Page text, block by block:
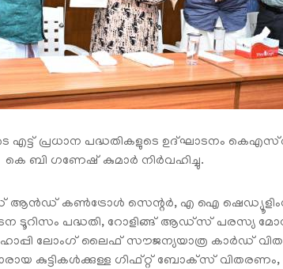
പ്രധാന പദ്ധതികളുടെ ഉദ്ഘാടനം
കെ ബി ഗണേഷ് കുമാർ നിർവഹിച്ചു.
ആൻഡ് കൺട്രോൾ സെന്റർ, എ ഐ
ടൂറിസം പദ്ധതി, റോളിങ്ങ് ആഡ്സ് പരസ്യ
ഹാപ്പി ലോംഗ് ലൈഫ് സൗജന്യയാത്ര കാർഡ്
കുട്ടികൾക്കുള്ള ഗിഫ്റ്റ് ബോക്‌സ്